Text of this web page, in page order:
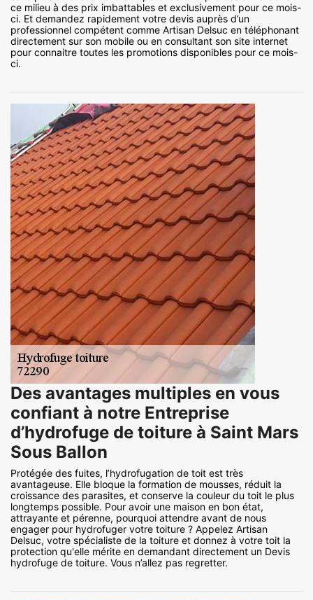
ce milieu à des prix imbattables et exclusivement pour ce mois-
ci. Et demandez rapidement votre devis auprès d’un
professionnel compétent comme Artisan Delsuc en téléphonant
directement sur son mobile ou en consultant son site internet
pour connaitre toutes les promotions disponibles pour ce mois-
ci.
Des avantages multiples en vous
confiant à notre Entreprise
d’hydrofuge de toiture à Saint Mars
Sous Ballon
Protégée des fuites, l’hydrofugation de toit est très
avantageuse. Elle bloque la formation de mousses, réduit la
croissance des parasites, et conserve la couleur du toit le plus
longtemps possible. Pour avoir une maison en bon état,
attrayante et pérenne, pourquoi attendre avant de nous
engager pour hydrofuger votre toiture ? Appelez Artisan
Delsuc, votre spécialiste de la toiture et donnez à votre toit la
protection qu'elle mérite en demandant directement un Devis
hydrofuge de toiture. Vous n’allez pas regretter.